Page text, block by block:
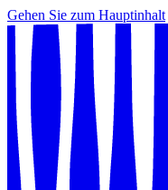
Gehen Sie zum Hauptinhalt